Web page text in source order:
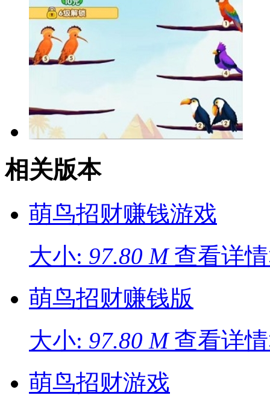
相关版本
萌鸟招财赚钱游戏
大小: 97.80 M查看详
萌鸟招财赚钱版
大小: 97.80 M查看详
萌鸟招财游戏